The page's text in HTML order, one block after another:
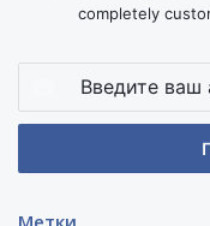
completely
адрес
почты